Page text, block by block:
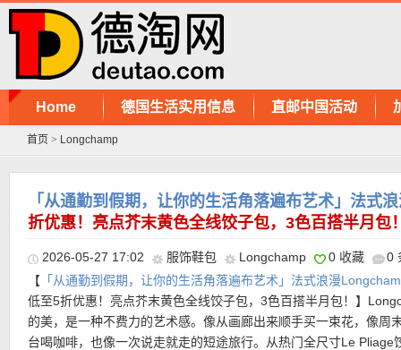
Home 德国生活实用信息 直邮中国活动
首页 > Longchamp
「从通勤到假期，让你的生活角落遍布艺术」法式
折优惠！亮点芥末黄色全线饺子包，3色百搭半月包
2026-05-27 17:02 服饰鞋包 Longchamp 0 收藏
0
【 「从通勤到假期，让你的生活角落遍布艺术」法式浪漫
低至5折优惠！亮点芥末黄色全线饺子包，3色百搭半月包！】
的美，是一种不费力的艺术感。像从画廊出来顺手买一束花，像周
台喝咖啡，也像一次说走就走的短途旅行。从热门全尺寸Le Pliage